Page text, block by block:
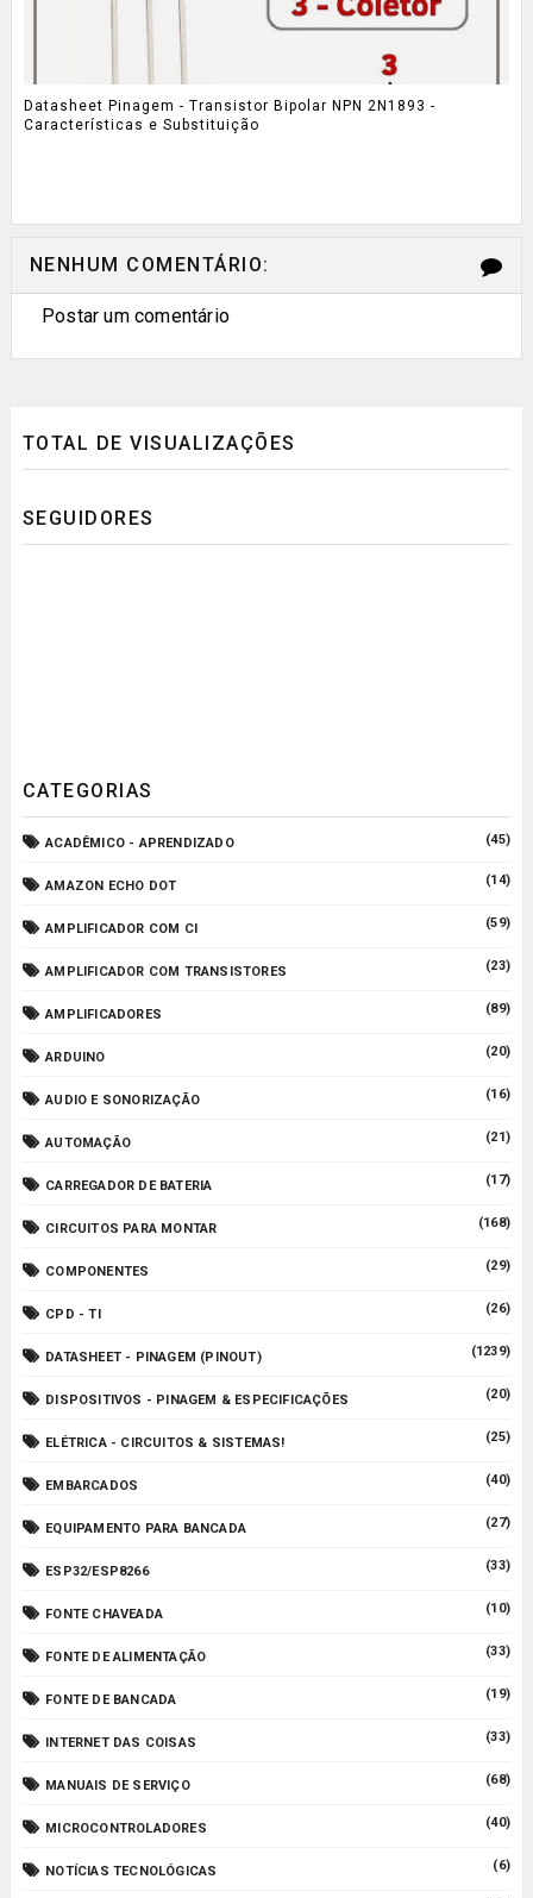
Datasheet Pinagem - Transistor Bipolar NPN 2N1893 -
Características e Substituição
NENHUM COMENTÁRIO:
Postar um comentário
TOTAL DE VISUALIZAÇÕES
SEGUIDORES
CATEGORIAS
ACADÊMICO - APRENDIZADO (45)
AMAZON ECHO DOT (14)
AMPLIFICADOR COM CI (59)
AMPLIFICADOR COM TRANSISTORES (23)
AMPLIFICADORES (89)
ARDUINO (20)
AUDIO E SONORIZAÇÃO (16)
AUTOMAÇÃO (21)
CARREGADOR DE BATERIA (17)
CIRCUITOS PARA MONTAR (168)
COMPONENTES (29)
CPD - TI (26)
DATASHEET - PINAGEM (PINOUT) (1239)
DISPOSITIVOS - PINAGEM & ESPECIFICAÇÕES (20)
ELÉTRICA - CIRCUITOS & SISTEMAS! (25)
EMBARCADOS (40)
EQUIPAMENTO PARA BANCADA (27)
ESP32/ESP8266 (33)
FONTE CHAVEADA (10)
FONTE DE ALIMENTAÇÃO (33)
FONTE DE BANCADA (19)
INTERNET DAS COISAS (33)
MANUAIS DE SERVIÇO (68)
MICROCONTROLADORES (40)
NOTÍCIAS TECNOLÓGICAS (6)